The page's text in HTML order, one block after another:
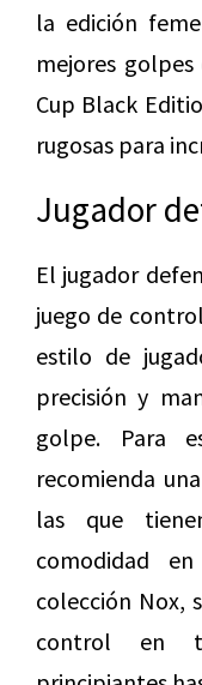
la edición
mejores
Cup Black
rugosas para
Jugador
El jugador
juego de
estilo de
precisión y
golpe. Para
recomienda
las que
comodidad
colección Nox,
control en